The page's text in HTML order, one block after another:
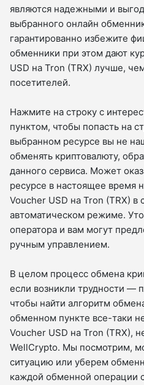
являются надежными и
выбранного онлайн
гарантированно избежите
обменники при этом дают
USD на Tron (TRX) лучше,
посетителей.
Нажмите на строку с
пунктом, чтобы попасть на
выбранном ресурсе вы не
обменять криптовалюту,
данного сервиса. Может
ресурсе в настоящее время
Voucher USD на Tron (TRX) в
автоматическом режиме.
оператора и вам могут
ручным управлением.
В целом процесс обмена
если возникли трудности —
чтобы найти алгоритм
обменном пункте все-таки
Voucher USD на Tron (TRX),
WellCrypto. Мы посмотрим,
ситуацию или уберем
каждой обменной операции